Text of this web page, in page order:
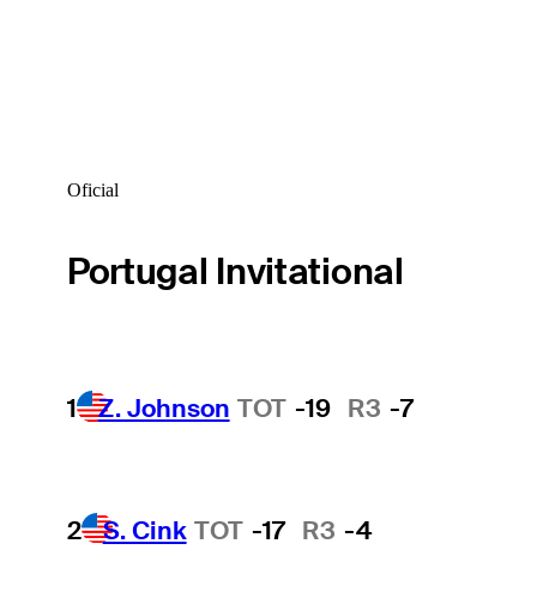
Oficial
Portugal Invitational
1 Z. Johnson TOT -19 R3 -7
2 S. Cink TOT -17 R3 -4